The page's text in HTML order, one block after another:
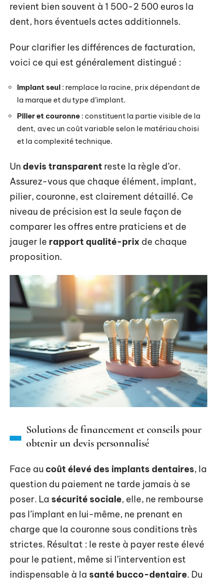
revient bien souvent à 1 500-2 500 euros la
dent, hors éventuels actes additionnels.
Pour clarifier les différences de facturation,
voici ce qui est généralement distingué :
Implant seul : remplace la racine, prix dépendant de
la marque et du type d’implant.
Pilier et couronne : constituent la partie visible de la
dent, avec un coût variable selon le matériau choisi
et la complexité technique.
Un devis transparent reste la règle d’or.
Assurez-vous que chaque élément, implant,
pilier, couronne, est clairement détaillé. Ce
niveau de précision est la seule façon de
comparer les offres entre praticiens et de
jauger le rapport qualité-prix de chaque
proposition.
Solutions de financement et conseils pour
obtenir un devis personnalisé
Face au coût élevé des implants dentaires, la
question du paiement ne tarde jamais à se
poser. La sécurité sociale, elle, ne rembourse
pas l’implant en lui-même, ne prenant en
charge que la couronne sous conditions très
strictes. Résultat : le reste à payer reste élevé
pour le patient, même si l’intervention est
indispensable à la santé bucco-dentaire. Du